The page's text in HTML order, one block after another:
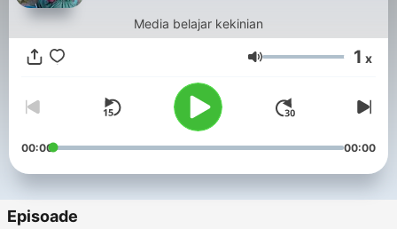
Media belajar kekinian
Volum 1 x
00:00 00:00
Episoade